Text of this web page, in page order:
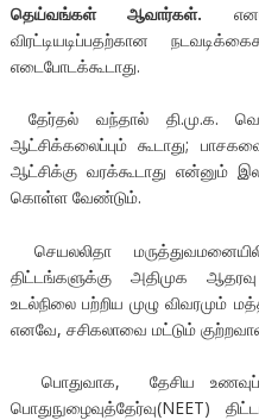
தெய்வங்கள் ஆவார்கள்.
விரட்டியடிப்பதற்கான
எடைபோடக்கூடாது.
தேர்தல் வந்தால் தி.மு.க.
ஆட்சிக்கலைப்பும் கூடாது;
ஆட்சிக்கு வரக்கூடாது என்னும்
கொள்ள வேண்டும்.
செயலலிதா
திட்டங்களுக்கு அதிமுக
உடல்நிலை பற்றிய முழு விவரமும்
எனவே, சசிகலாவை மட்டும்
பொதுவாக, தேசிய
பொதுநுழைவுத்தேர்வு(NEET)